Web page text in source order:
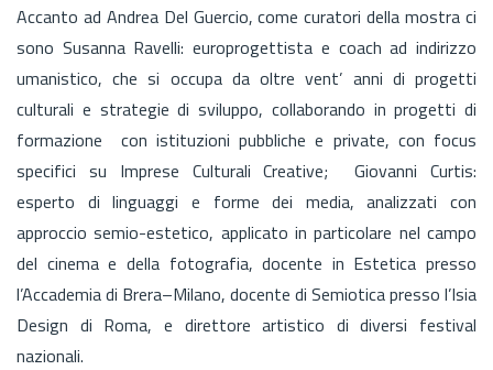
Accanto ad Andrea Del Guercio, come curatori della mostra ci
sono Susanna Ravelli: europrogettista e coach ad indirizzo
umanistico, che si occupa da oltre vent’ anni di progetti
culturali e strategie di sviluppo, collaborando in progetti di
formazione con istituzioni pubbliche e private, con focus
specifici su Imprese Culturali Creative; Giovanni Curtis:
esperto di linguaggi e forme dei media, analizzati con
approccio semio-estetico, applicato in particolare nel campo
del cinema e della fotografia, docente in Estetica presso
l’Accademia di Brera–Milano, docente di Semiotica presso l’Isia
Design di Roma, e direttore artistico di diversi festival
nazionali.